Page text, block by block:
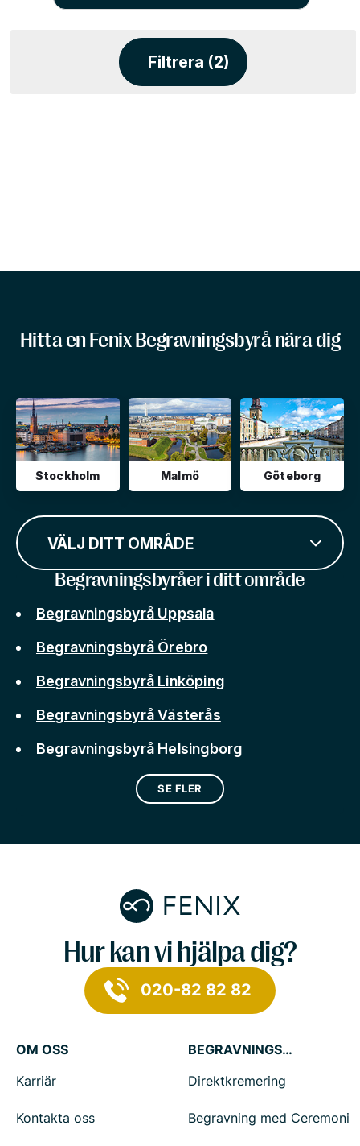
Filtrera (2)
Hitta en Fenix Begravningsbyrå nära dig
Stockholm Malmö Göteborg
VÄLJ DITT OMRÅDE
Begravningsbyråer i ditt område
Begravningsbyrå Uppsala
Begravningsbyrå Örebro
Begravningsbyrå Linköping
Begravningsbyrå Västerås
Begravningsbyrå Helsingborg
SE FLER
Hur kan vi hjälpa dig?
020-82 82 82
OM OSS
Karriär
Kontakta oss
BEGRAVNINGSTJÄNSTER
Direktkremering
Begravning med Ceremoni